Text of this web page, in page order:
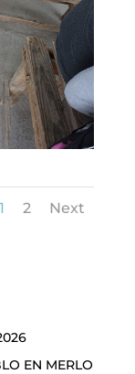
1 2 Next
EN MERLO